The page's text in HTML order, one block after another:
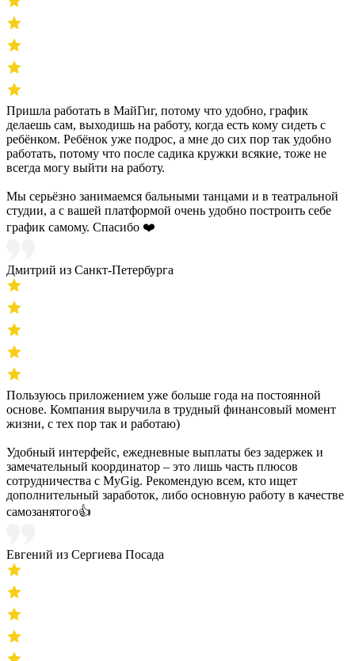
Пришла работать в МайГиг, потому что удобно, график
делаешь сам, выходишь на работу, когда есть кому сидеть с
ребёнком. Ребёнок уже подрос, а мне до сих пор так удобно
работать, потому что после садика кружки всякие, тоже не
всегда могу выйти на работу.
Мы серьёзно занимаемся бальными танцами и в театральной
студии, а с вашей платформой очень удобно построить себе
график самому. Спасибо ❤️
Дмитрий из Санкт-Петербурга
Пользуюсь приложением уже больше года на постоянной
основе. Компания выручила в трудный финансовый момент
жизни, с тех пор так и работаю)
Удобный интерфейс, ежедневные выплаты без задержек и
замечательный координатор – это лишь часть плюсов
сотрудничества с MyGig. Рекомендую всем, кто ищет
дополнительный заработок, либо основную работу в качестве
самозанятого👍
Евгений из Сергиева Посада